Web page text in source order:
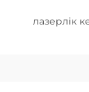
лазерлік